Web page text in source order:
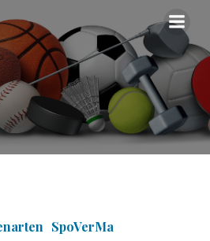
Inhalt
springen
SpoVerMa